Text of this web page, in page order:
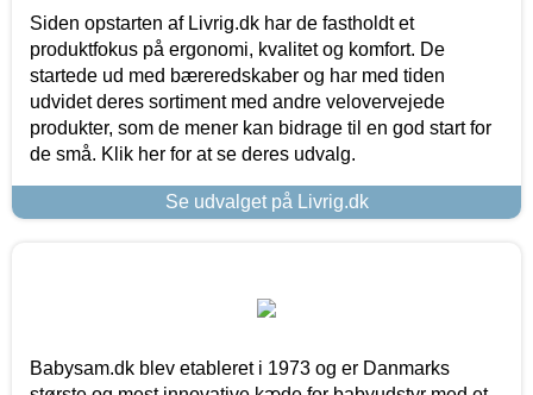
Siden opstarten af Livrig.dk har de fastholdt et
produktfokus på ergonomi, kvalitet og komfort. De
startede ud med bæreredskaber og har med tiden
udvidet deres sortiment med andre velovervejede
produkter, som de mener kan bidrage til en god start for
de små. Klik her for at se deres udvalg.
Se udvalget på Livrig.dk
Babysam.dk blev etableret i 1973 og er Danmarks